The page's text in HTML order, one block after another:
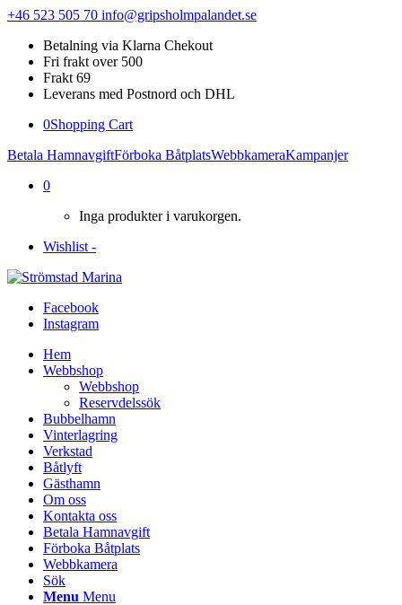
+46 523 505 70 info@gripsholmpalandet.se
Betalning via Klarna Chekout
Fri frakt over 500
Frakt 69
Leverans med Postnord och DHL
0Shopping Cart
Betala HamnavgiftFörboka BåtplatsWebbkameraKampanjer
0
Inga produkter i varukorgen.
Wishlist -
Facebook
Instagram
Hem
Webbshop
Webbshop
Reservdelssök
Bubbelhamn
Vinterlagring
Verkstad
Båtlyft
Gästhamn
Om oss
Kontakta oss
Betala Hamnavgift
Förboka Båtplats
Webbkamera
Sök
Menu Menu